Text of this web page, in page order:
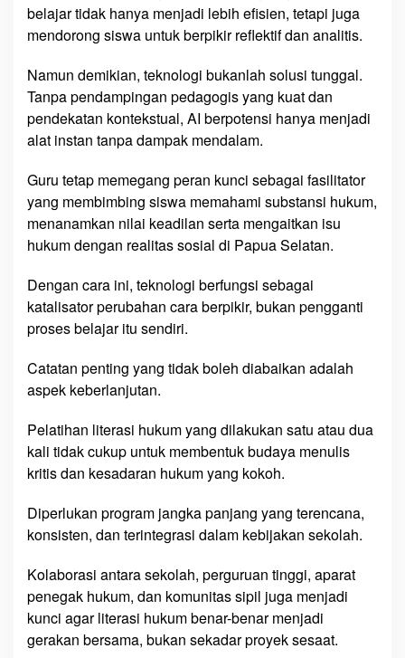
belajar tidak hanya menjadi lebih efisien, tetapi juga
mendorong siswa untuk berpikir reflektif dan analitis.
Namun demikian, teknologi bukanlah solusi tunggal.
Tanpa pendampingan pedagogis yang kuat dan
pendekatan kontekstual, AI berpotensi hanya menjadi
alat instan tanpa dampak mendalam.
Guru tetap memegang peran kunci sebagai fasilitator
yang membimbing siswa memahami substansi hukum,
menanamkan nilai keadilan serta mengaitkan isu
hukum dengan realitas sosial di Papua Selatan.
Dengan cara ini, teknologi berfungsi sebagai
katalisator perubahan cara berpikir, bukan pengganti
proses belajar itu sendiri.
Catatan penting yang tidak boleh diabaikan adalah
aspek keberlanjutan.
Pelatihan literasi hukum yang dilakukan satu atau dua
kali tidak cukup untuk membentuk budaya menulis
kritis dan kesadaran hukum yang kokoh.
Diperlukan program jangka panjang yang terencana,
konsisten, dan terintegrasi dalam kebijakan sekolah.
Kolaborasi antara sekolah, perguruan tinggi, aparat
penegak hukum, dan komunitas sipil juga menjadi
kunci agar literasi hukum benar-benar menjadi
gerakan bersama, bukan sekadar proyek sesaat.